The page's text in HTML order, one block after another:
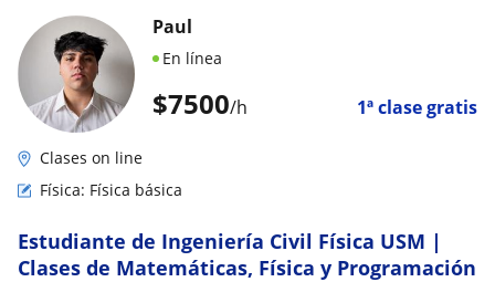
$7500/h 1ª clase gratis
Paul
En línea
Clases on line
Física: Física básica
Estudiante de Ingeniería Civil Física USM |
Clases de Matemáticas, Física y Programación